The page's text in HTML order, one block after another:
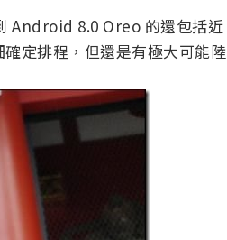
Android 8.0 Oreo 的還包括近
定排程，但還是有極大可能陸